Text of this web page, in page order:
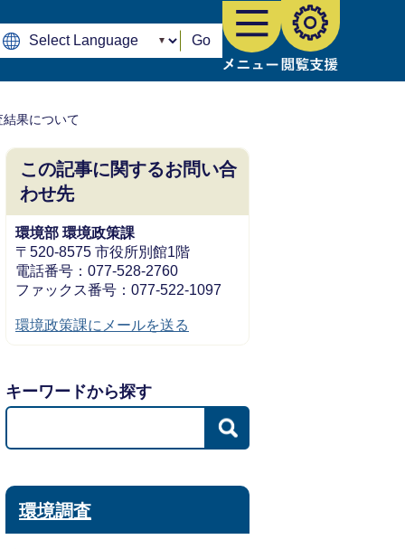
Go
果について
この記事に関するお問い合
わせ先
環境部 環境政策課
〒520-8575 市役所別館1階
電話番号：077-528-2760
ファックス番号：077-522-1097
環境政策課にメールを送る
キーワードから探す
環境調査